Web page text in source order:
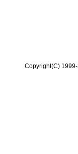
Copyright(C)